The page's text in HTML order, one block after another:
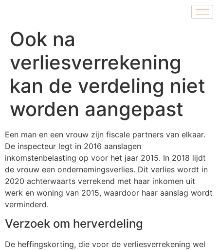
Ook na
verliesverrekening
kan de verdeling niet
worden aangepast
Een man en een vrouw zijn fiscale partners van elkaar.
De inspecteur legt in 2016 aanslagen
inkomstenbelasting op voor het jaar 2015. In 2018 lijdt
de vrouw een ondernemingsverlies. Dit verlies wordt in
2020 achterwaarts verrekend met haar inkomen uit
werk en woning van 2015, waardoor haar aanslag wordt
verminderd.
Verzoek om herverdeling
De heffingskorting, die voor de verliesverrekening wel